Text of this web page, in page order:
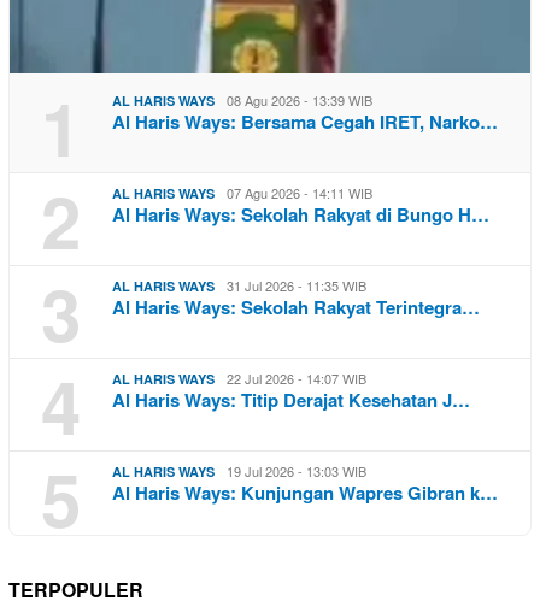
1 AL HARIS WAYS 08 Agu 2026 - 13:39 WIB
Al Haris Ways: Bersama Cegah IRET, Narko…
2 AL HARIS WAYS 07 Agu 2026 - 14:11 WIB
Al Haris Ways: Sekolah Rakyat di Bungo H…
3 AL HARIS WAYS 31 Jul 2026 - 11:35 WIB
Al Haris Ways: Sekolah Rakyat Terintegra…
4 AL HARIS WAYS 22 Jul 2026 - 14:07 WIB
Al Haris Ways: Titip Derajat Kesehatan J…
5 AL HARIS WAYS 19 Jul 2026 - 13:03 WIB
Al Haris Ways: Kunjungan Wapres Gibran k…
TERPOPULER